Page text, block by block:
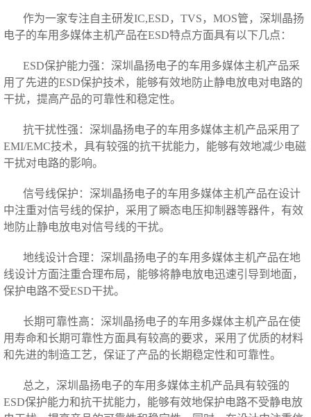
作为一家专注自主研发IC,ESD，TVS，MOS管，深圳晶扬
电子的车用多媒体主机产品在ESD特点方面具有以下几点：
ESD保护能力强：深圳晶扬电子的车用多媒体主机产品采
用了先进的ESD保护技术，能够有效地防止静电放电对电路的
干扰，提高产品的可靠性和稳定性。
抗干扰性强：深圳晶扬电子的车用多媒体主机产品采用了
EMI/EMC技术， 具有较强的抗干扰能力，能够有效地减少电磁
干扰对电路的影响。
信号线保护：深圳晶扬电子的车用多媒体主机产品在设计
中注重对信号线的保护，采用了瞬态电压抑制器等器件，有效
地防止静电放电对信号线的干扰。
地线设计合理：深圳晶扬电子的车用多媒体主机产品在地
线设计方面注重合理布局，能够将静电放电迅速引导到地面，
保护电路不受ESD干扰。
长期可靠性高：深圳晶扬电子的车用多媒体主机产品在使
用寿命和长期可靠性方面具有较高的要求，采用了优质的材料
和先进的制造工艺，保证了产品的长期稳定性和可靠性。
总之，深圳晶扬电子的车用多媒体主机产品具有较强的
ESD保护能力和抗干扰能力，能够有效地保护电路不受静电放